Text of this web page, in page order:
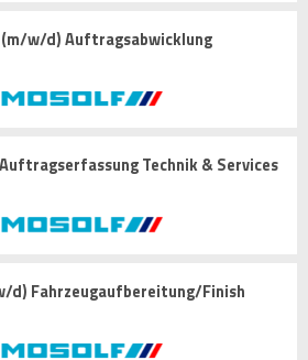
w/d) Auftragsabwicklung
Technik & Services
Fahrzeugaufbereitung/Finish